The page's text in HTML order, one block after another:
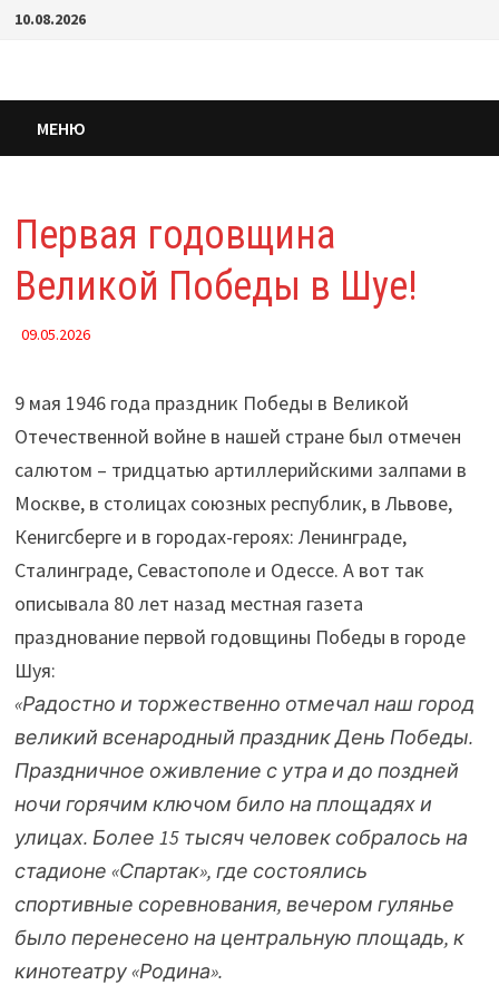
Перейти
10.08.2026
МЕНЮ
Первая годовщина
Великой Победы в Шуе!
09.05.2026
9 мая 1946 года праздник Победы в Великой
Отечественной войне в нашей стране был отмечен
салютом – тридцатью артиллерийскими залпами в
Москве, в столицах союзных республик, в Львове,
Кенигсберге и в городах-героях: Ленинграде,
Сталинграде, Севастополе и Одессе. А вот так
описывала 80 лет назад местная газета
празднование первой годовщины Победы в городе
Шуя:
«Радостно и торжественно отмечал наш город
великий всенародный праздник День Победы.
Праздничное оживление с утра и до поздней
ночи горячим ключом било на площадях и
улицах. Более 15 тысяч человек собралось на
стадионе «Спартак», где состоялись
спортивные соревнования, вечером гулянье
было перенесено на центральную площадь, к
кинотеатру «Родина».